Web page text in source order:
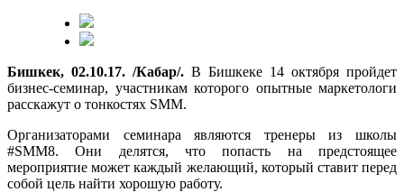
Бишкек, 02.10.17. /Кабар/. В Бишкеке 14 октября пройдет
бизнес-семинар, участникам которого опытные маркетологи
расскажут о тонкостях SMM.
Организаторами семинара являются тренеры из школы
#SMM8. Они делятся, что попасть на предстоящее
мероприятие может каждый желающий, который ставит перед
собой цель найти хорошую работу.